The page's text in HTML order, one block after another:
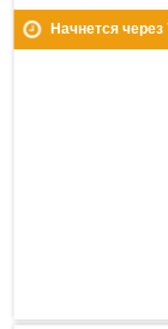
Начнется через